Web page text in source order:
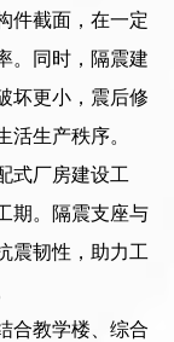
件截面，在一定
。同时，隔震建
坏更小，震后修
生产秩序。
式厂房建设工
期。隔震支座与
震韧性，助力工
合教学楼、综合